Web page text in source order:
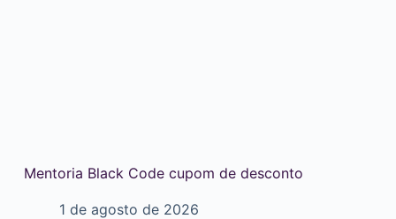
Mentoria Black Code cupom de desconto
1 de agosto de 2026